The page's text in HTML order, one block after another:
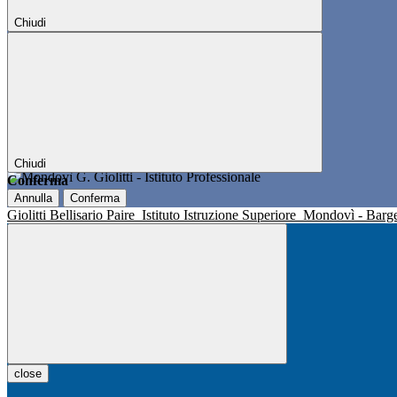
Chiudi
Chiudi
Conferma
Annulla Conferma
Giolitti Bellisario Paire Istituto Istruzione Superiore Mondovì -
close